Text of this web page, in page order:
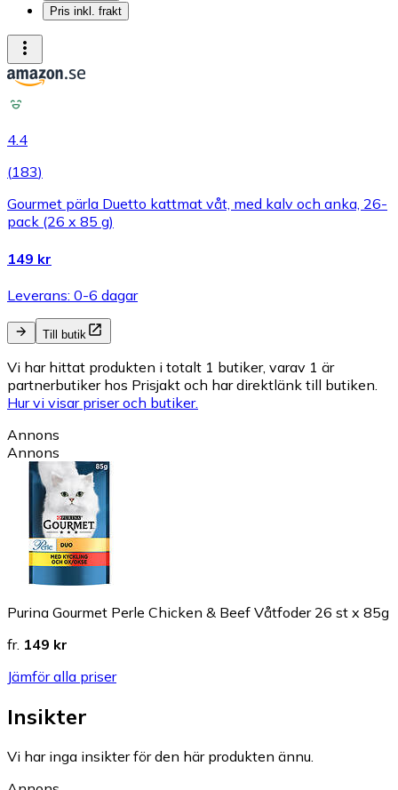
Pris inkl. frakt
4.4
(183)
Gourmet pärla Duetto kattmat våt, med kalv och anka, 26-
pack (26 x 85 g)
149 kr
Leverans: 0-6 dagar
Till butik
Vi har hittat produkten i totalt 1 butiker, varav 1 är
partnerbutiker hos Prisjakt och har direktlänk till butiken.
Hur vi visar priser och butiker.
Annons
Annons
Purina Gourmet Perle Chicken & Beef Våtfoder 26 st x 85g
fr. 149 kr
Jämför alla priser
Insikter
Vi har inga insikter för den här produkten ännu.